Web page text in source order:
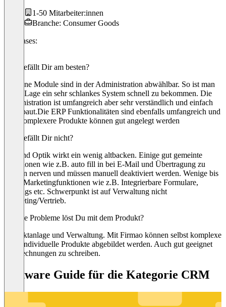
1-50 Mitarbeiter:innen
Branche: Consumer Goods
Use cases:
Was gefällt Dir am besten?
Einzelne Module sind in der Administration abwählbar. So ist man
in der Lage ein sehr schlankes System schnell zu bekommen. Die
Administration ist umfangreich aber sehr verständlich und einfach
aufgebaut.Die ERP Funktionalitäten sind ebenfalls umfangreich und
z.B. komplexere Produkte können gut angelegt werden
Was gefällt Dir nicht?
UX und Optik wirkt ein wenig altbacken. Einige gut gemeinte
Funktionen wie z.B. auto fill in bei E-Mail und Übertragung zu
Namen nerven und müssen manuell deaktiviert werden. Wenige bis
keine Marketingfunktionen wie z.B. Integrierbare Formulare,
Mailings etc. Schwerpunkt ist auf Verwaltung nicht
Marketing/Vertrieb.
Welche Probleme löst Du mit dem Produkt?
Produktanlage und Verwaltung. Mit Firmao können selbst komplexe
hoch individuelle Produkte abgebildet werden. Auch gut geeignet
um Rechnungen zu schreiben.
Software Guide für die Kategorie CRM